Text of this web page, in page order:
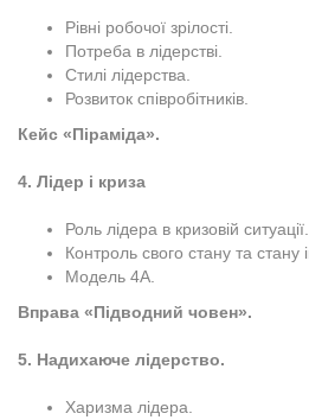
Рівні робочої зрілості.
Потреба в лідерстві.
Стилі лідерства.
Розвиток співробітників.
Кейс «Піраміда».
4. Лідер і криза
Роль лідера в кризовій ситуації.
Контроль свого стану та стану
Модель 4А.
Вправа «Підводний човен».
5. Надихаюче лідерство.
Харизма лідера.